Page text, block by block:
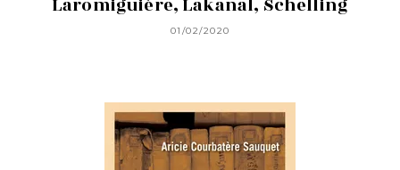
01/02/2020